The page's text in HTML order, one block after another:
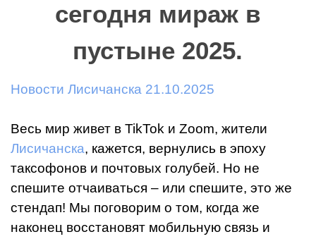
сегодня мираж в
пустыне 2025.
Новости Лисичанска 21.10.2025
Весь мир живет в TikTok и Zoom, жители
Лисичанска, кажется, вернулись в эпоху
таксофонов и почтовых голубей. Но не
спешите отчаиваться – или спешите, это же
стендап! Мы поговорим о том, когда же
наконец восстановят мобильную связь и